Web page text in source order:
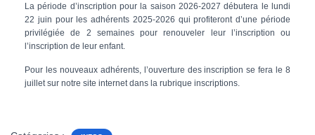
La période d’inscription pour la saison 2026-2027 débutera le lundi
22 juin pour les adhérents 2025-2026 qui profiteront d’une période
privilégiée de 2 semaines pour renouveler leur l’inscription ou
l’inscription de leur enfant.
Pour les nouveaux adhérents, l’ouverture des inscription se fera le 8
juillet sur notre site internet dans la rubrique inscriptions.